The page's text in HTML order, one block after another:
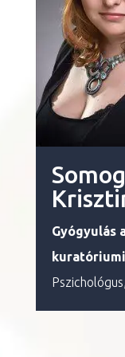
Gyógyulás
Pszichológus,